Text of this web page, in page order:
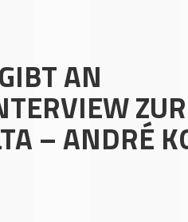
AN
ZUR
– ANDRÉ